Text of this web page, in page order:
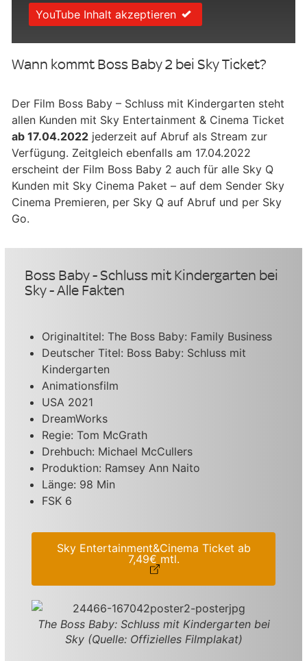
YouTube Inhalt akzeptieren
Wann kommt Boss Baby 2 bei Sky Ticket?
Der Film Boss Baby – Schluss mit Kindergarten steht
allen Kunden mit Sky Entertainment & Cinema Ticket
ab 17.04.2022 jederzeit auf Abruf als Stream zur
Verfügung. Zeitgleich ebenfalls am 17.04.2022
erscheint der Film Boss Baby 2 auch für alle Sky Q
Kunden mit Sky Cinema Paket – auf dem Sender Sky
Cinema Premieren, per Sky Q auf Abruf und per Sky
Go.
Boss Baby - Schluss mit Kindergarten bei
Sky - Alle Fakten
Originaltitel: The Boss Baby: Family Business
Deutscher Titel: Boss Baby: Schluss mit
Kindergarten
Animationsfilm
USA 2021
DreamWorks
Regie: Tom McGrath
Drehbuch: Michael McCullers
Produktion: Ramsey Ann Naito
Länge: 98 Min
FSK 6
Sky Entertainment&Cinema Ticket ab
7,49€ mtl.
The Boss Baby: Schluss mit Kindergarten bei
Sky (Quelle: Offizielles Filmplakat)